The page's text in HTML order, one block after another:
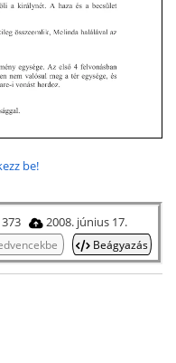
be!
2008. június 17.
Beágyazás